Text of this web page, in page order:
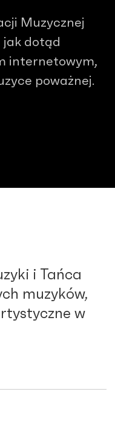
Muzycznej
jak dotąd
internetowym,
poważnej.
i Tańca
muzyków,
w